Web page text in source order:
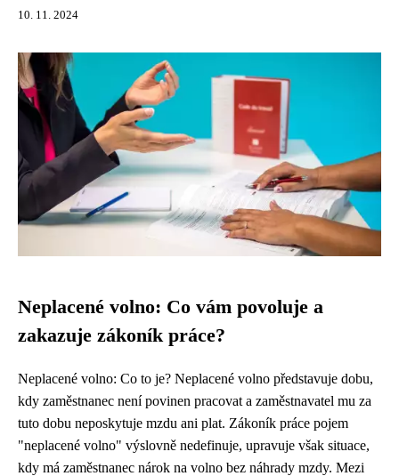
10. 11. 2024
Neplacené volno: Co vám povoluje a
zakazuje zákoník práce?
Neplacené volno: Co to je? Neplacené volno představuje dobu,
kdy zaměstnanec není povinen pracovat a zaměstnavatel mu za
tuto dobu neposkytuje mzdu ani plat. Zákoník práce pojem
"neplacené volno" výslovně nedefinuje, upravuje však situace,
kdy má zaměstnanec nárok na volno bez náhrady mzdy. Mezi